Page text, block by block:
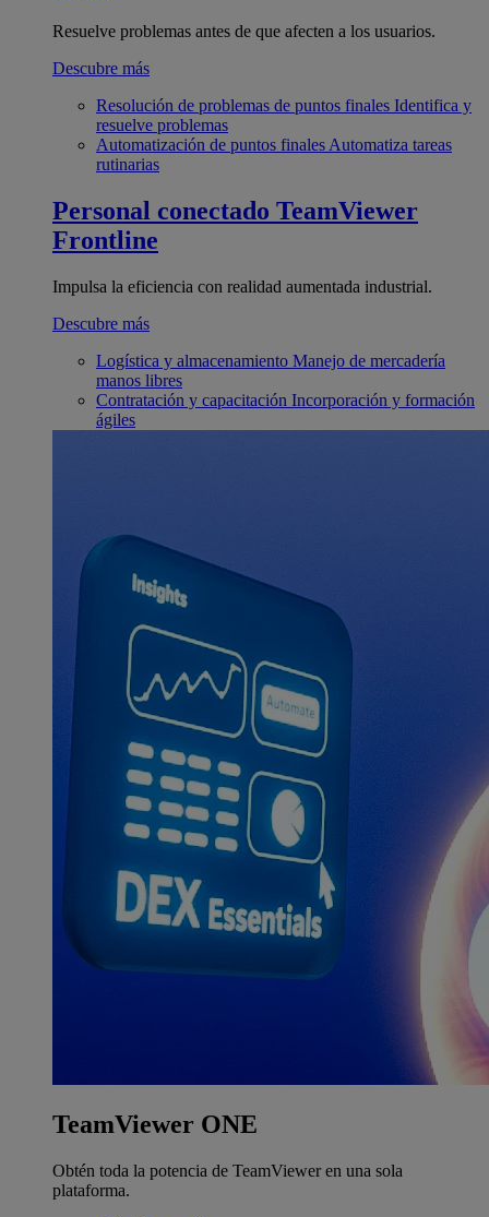
Resuelve problemas antes de que afecten a los usuarios.
Descubre más
Resolución de problemas de puntos finales Identifica y
resuelve problemas
Automatización de puntos finales Automatiza tareas
rutinarias
Personal conectado TeamViewer
Frontline
Impulsa la eficiencia con realidad aumentada industrial.
Descubre más
Logística y almacenamiento Manejo de mercadería
manos libres
Contratación y capacitación Incorporación y formación
ágiles
TeamViewer ONE
Obtén toda la potencia de TeamViewer en una sola
plataforma.